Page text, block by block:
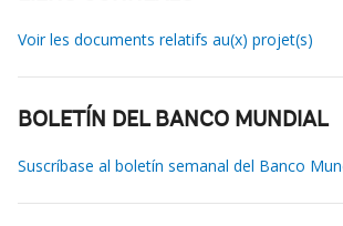
Voir les documents relatifs au(x) projet(s)
BOLETÍN DEL BANCO MUNDIAL
Suscríbase al boletín semanal del Banco